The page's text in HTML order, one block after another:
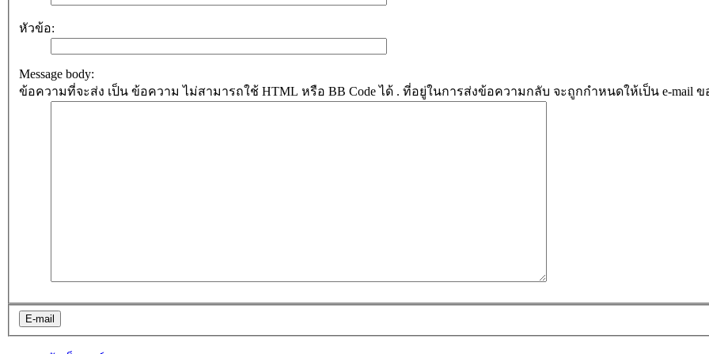
หัวข้อ:
Message body:
ข้อความที่จะส่ง เป็น ข้อความ ไม่สามารถใช้ HTML หรือ BB Code ได้ . ที่อยู่ในการส่งข้อความกลับ จะถูกกำหนดให้เป็น e-mail ข